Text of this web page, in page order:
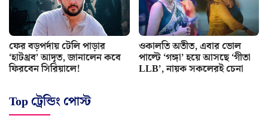
ফের বড়পর্দায় টেলি পাড়ার
‘হাটথ্রব’ আদৃত, জানালেন কবে
ফিরবেন সিরিয়ালে!
ওকালতি অতীত, এবার ভোল
পাল্টে ‘গঙ্গা’ হয়ে আসছে ‘গীতা
LLB’, নায়ক সকলেরই চেনা
Top ট্রেন্ডিং পোস্ট